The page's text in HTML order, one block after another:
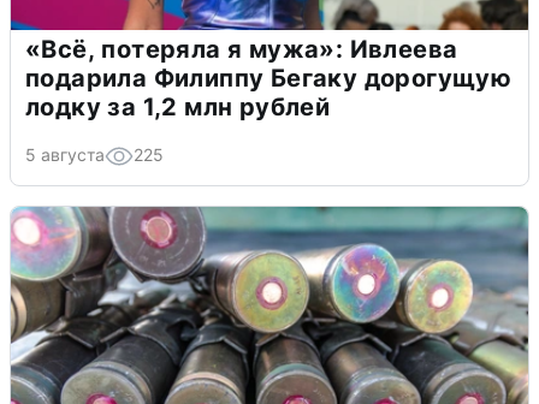
«Всё, потеряла я мужа»: Ивлеева
подарила Филиппу Бегаку дорогущую
лодку за 1,2 млн рублей
5 августа 225